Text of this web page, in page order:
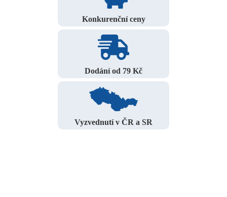
Konkurenční ceny
Dodání od 79 Kč
Vyzvednutí v ČR a SR